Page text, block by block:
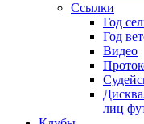
Ссылки
Год
Год
Видео
лиц